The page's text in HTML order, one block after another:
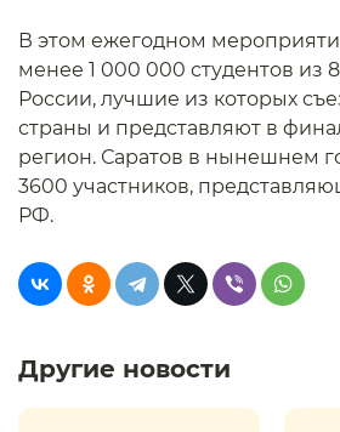
В этом ежегодном
менее 1 000 000 студентов из
России, лучшие из которых
страны и представляют в
регион. Саратов в нынешнем
3600 участников,
РФ.
Другие новости